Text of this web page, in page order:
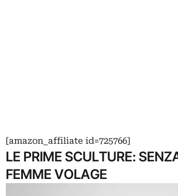
[amazon_affiliate id=725766]
LE PRIME SCULTURE:
FEMME VOLAGE